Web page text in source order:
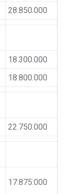
28.850.000
18.300.000
18.800.000
22.750.000
17.875.000